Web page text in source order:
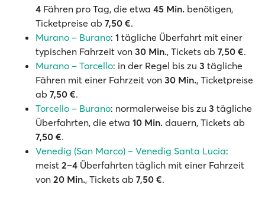
4 Fähren pro Tag, die etwa 45 Min. benötigen,
Ticketpreise ab 7,50 €.
Murano – Burano: 1 tägliche Überfahrt mit einer
typischen Fahrzeit von 30 Min., Tickets ab 7,50 €.
Murano – Torcello: in der Regel bis zu 3 tägliche
Fähren mit einer Fahrzeit von 30 Min., Ticketpreise
ab 7,50 €.
Torcello – Burano: normalerweise bis zu 3 tägliche
Überfahrten, die etwa 10 Min. dauern, Tickets ab
7,50 €.
Venedig (San Marco) – Venedig Santa Lucia:
meist 2–4 Überfahrten täglich mit einer Fahrzeit
von 20 Min., Tickets ab 7,50 €.